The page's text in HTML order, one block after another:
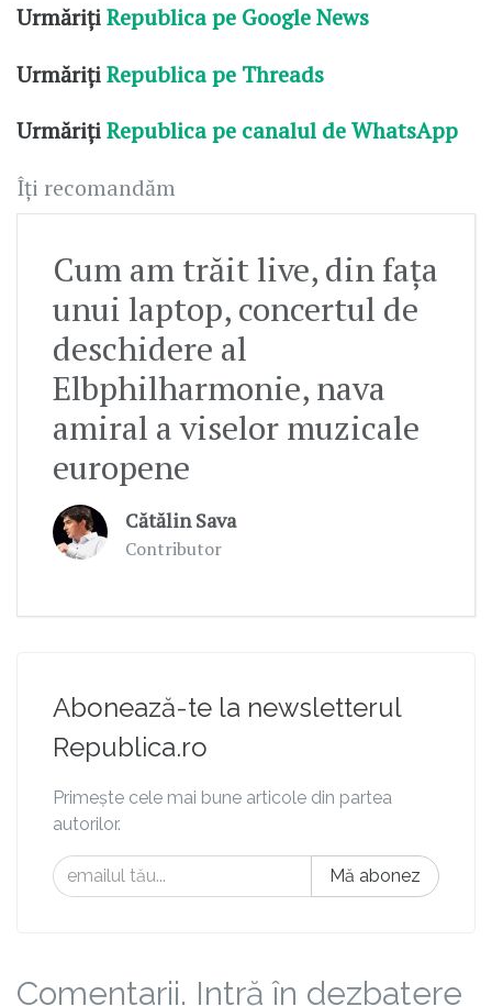
UrmărițiRepublica pe Google News
UrmărițiRepublica pe Threads
UrmărițiRepublica pe canalul de WhatsApp
Îți recomandăm
Cum am trăit live, din fața
unui laptop, concertul de
deschidere al
Elbphilharmonie, nava
amiral a viselor muzicale
europene
Cătălin Sava
Contributor
Abonează-te la newsletterul
Republica.ro
Primește cele mai bune articole din partea
autorilor.
Mă abonez
Comentarii. Intră în dezbatere